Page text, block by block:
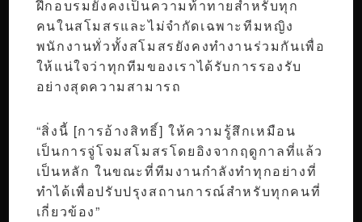
ฝึกอบรมยังคงเป็นความท้าทายสำหรับทุก
คนในสโมสรและไม่จำกัดเฉพาะทีมหญิง
พนักงานทั่วทั้งสโมสรยังคงทำงานร่วมกันเพื่อ
ให้แน่ใจว่าทุกทีมของเราได้รับการรองรับ
อย่างสุดความสามารถ
“สิ่งนี้ [การอ้างสิทธิ์] ให้ความรู้สึกเหมือน
เป็นการจู่โจมสโมสรโดยอิงจากฤดูกาลที่แล้ว
เป็นหลัก ในขณะที่ทีมงานกำลังทำทุกอย่างที่
ทำได้เพื่อปรับปรุงสถานการณ์สำหรับทุกคนที่
เกี่ยวข้อง”